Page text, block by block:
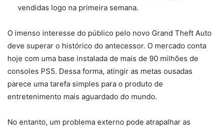
vendidas logo na primeira semana.
O imenso interesse do público pelo novo Grand Theft Auto
deve superar o histórico do antecessor. O mercado conta
hoje com uma base instalada de mais de 90 milhões de
consoles PS5. Dessa forma, atingir as metas ousadas
parece uma tarefa simples para o produto de
entretenimento mais aguardado do mundo.
No entanto, um problema externo pode atrapalhar as